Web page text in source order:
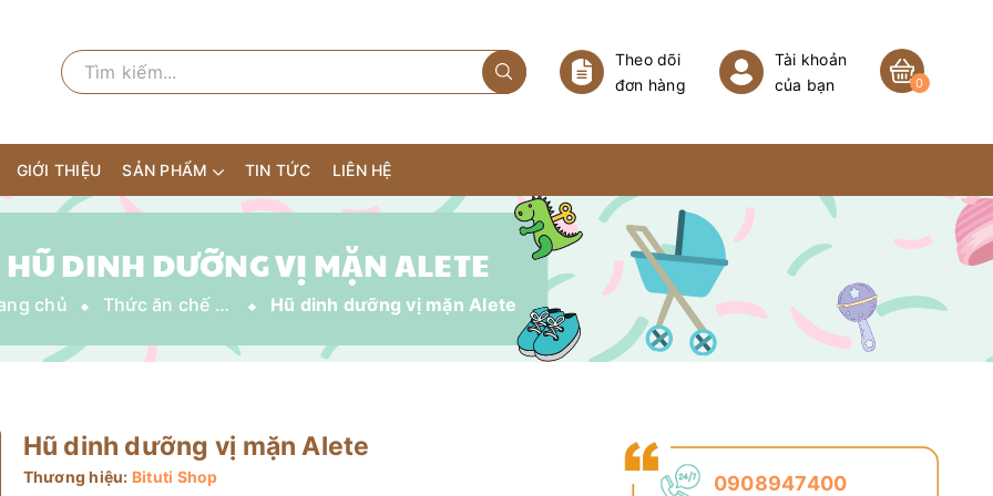
Theo dõi
đơn hàng
Tài khoản
của bạn
0
GIỚI THIỆU SẢN PHẨM TIN TỨC LIÊN HỆ
HŨ DINH DƯỠNG VỊ MẶN ALETE
chủ Thức ăn chế biến sẵn Hũ dinh dưỡng vị mặn Alete
Hũ dinh dưỡng vị mặn Alete
Thương hiệu: Bituti Shop
0908947400